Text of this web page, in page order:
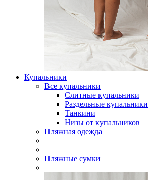
Купальники
Все купальники
Слитные купальники
Раздельные купальники
Танкини
Низы от купальников
Пляжная одежда
Пляжные сумки